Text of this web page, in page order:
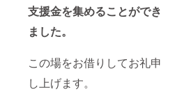
支援金を集めることができ
ました。
この場をお借りしてお礼申
し上げます。